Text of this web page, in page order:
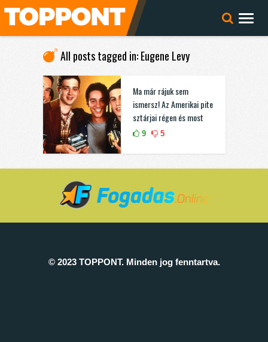
All posts tagged in: Eugene Levy
Ma már rájuk sem
ismersz! Az Amerikai pite
sztárjai régen és most
9 5
© 2023 TOPPONT. Minden jog fenntartva.